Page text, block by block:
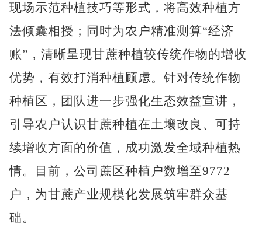
现场示范种植技巧等形式，将高效种植方
法倾囊相授；同时为农户精准测算“经济
账”，清晰呈现甘蔗种植较传统作物的增收
优势，有效打消种植顾虑。针对传统作物
种植区，团队进一步强化生态效益宣讲，
引导农户认识甘蔗种植在土壤改良、可持
续增收方面的价值，成功激发全域种植热
情。目前，公司蔗区种植户数增至9772
户，为甘蔗产业规模化发展筑牢群众基
础。